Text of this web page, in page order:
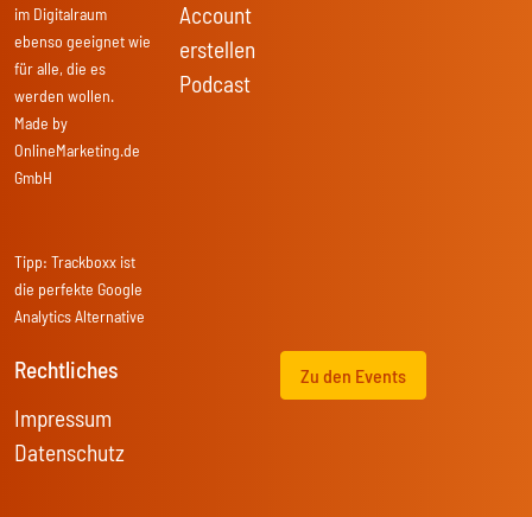
im Digitalraum
ebenso geeignet wie
für alle, die es
werden wollen.
Made by
OnlineMarketing.de
GmbH
Tipp: Trackboxx ist
die perfekte Google
Analytics Alternative
Account
erstellen
Podcast
Rechtliches
Impressum
Datenschutz
Zu den Events